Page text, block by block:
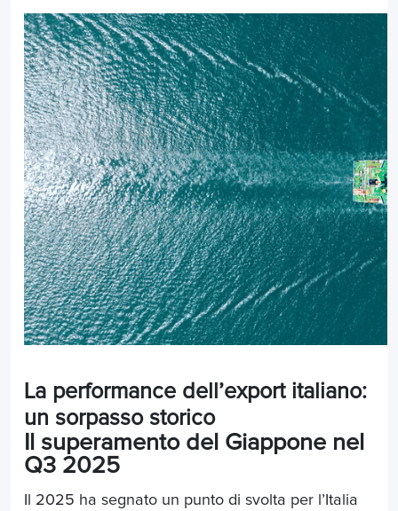
La performance dell’export italiano:
un sorpasso storico
Il superamento del Giappone nel
Q3 2025
Il 2025 ha segnato un punto di svolta per l’Italia